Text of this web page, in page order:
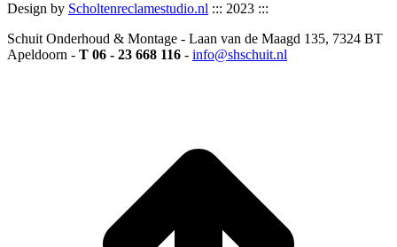
Design by Scholtenreclamestudio.nl ::: 2023 :::
Schuit Onderhoud & Montage - Laan van de Maagd 135, 7324 BT
Apeldoorn - T 06 - 23 668 116 - info@shschuit.nl